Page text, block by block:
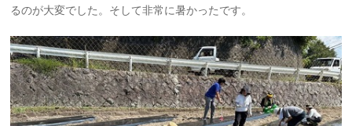
るのが大変でした。そして非常に暑かったです。